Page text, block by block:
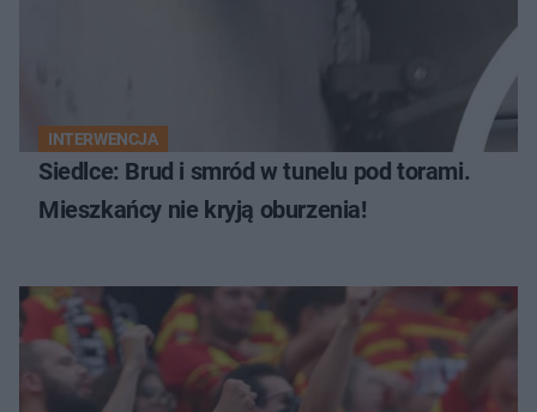
INTERWENCJA
Siedlce: Brud i smród w tunelu pod torami.
Mieszkańcy nie kryją oburzenia!